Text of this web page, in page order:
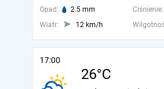
Opad: 2.5 mm Ciśnienie:
Wiatr:
12 km/h
17:00
26°C